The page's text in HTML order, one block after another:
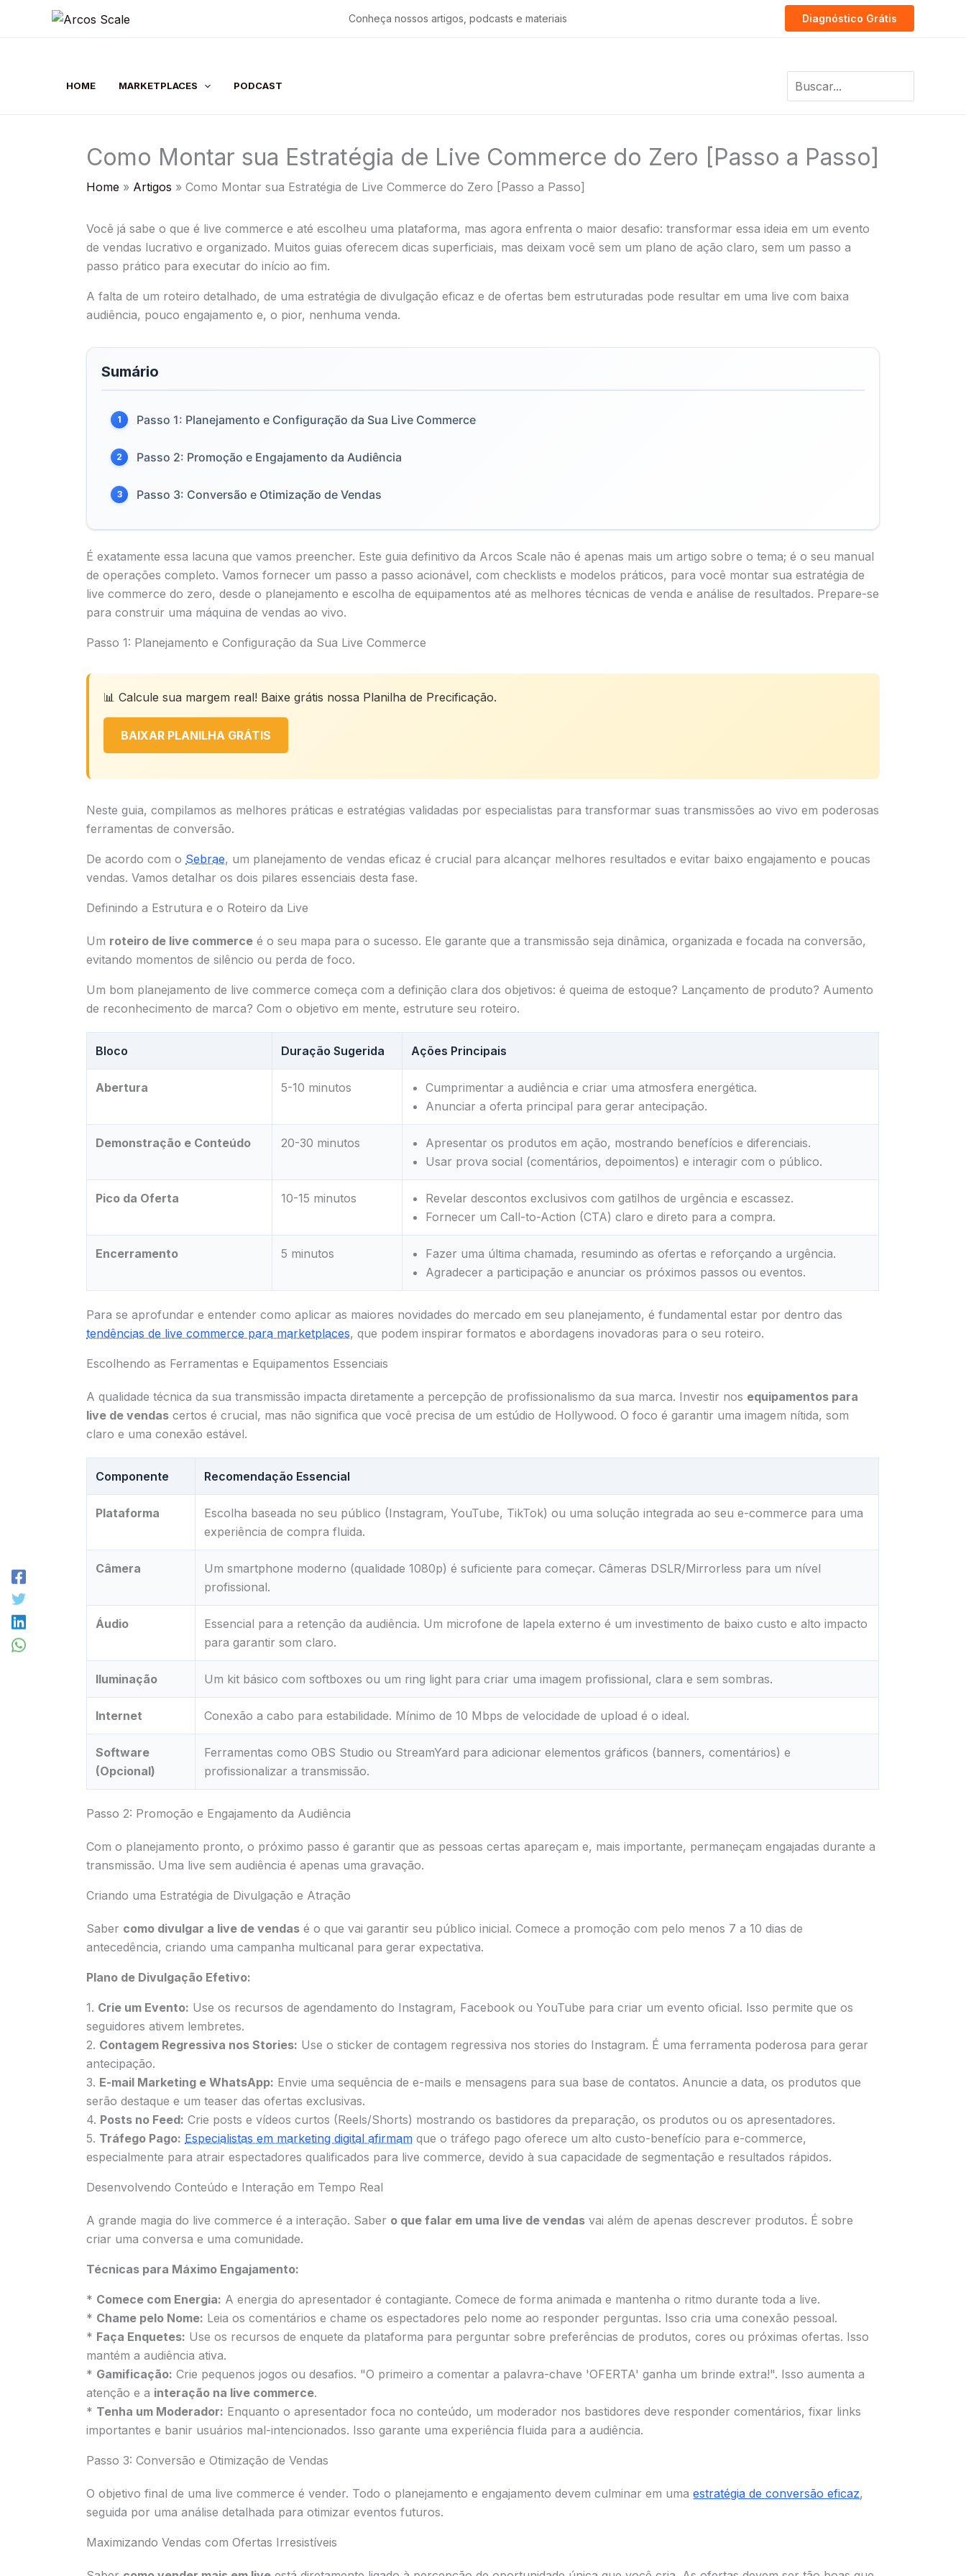
Conheça nossos artigos, podcasts e materiais Diagnóstico Grátis
HOME MARKETPLACES PODCAST
for:
Como Montar sua Estratégia de Live Commerce do Zero [Passo a Passo]
Home Artigos Como Montar sua Estratégia de Live Commerce do Zero [Passo a Passo]
Você já sabe o que é live commerce e até escolheu uma plataforma, mas agora enfrenta o maior desafio: transformar essa ideia em um evento
de vendas lucrativo e organizado. Muitos guias oferecem dicas superficiais, mas deixam você sem um plano de ação claro, sem um passo a
passo prático para executar do início ao fim.
A falta de um roteiro detalhado, de uma estratégia de divulgação eficaz e de ofertas bem estruturadas pode resultar em uma live com baixa
audiência, pouco engajamento e, o pior, nenhuma venda.
Sumário
1 Passo 1: Planejamento e Configuração da Sua Live Commerce
2 Passo 2: Promoção e Engajamento da Audiência
3 Passo 3: Conversão e Otimização de Vendas
É exatamente essa lacuna que vamos preencher. Este guia definitivo da Arcos Scale não é apenas mais um artigo sobre o tema; é o seu manual
de operações completo. Vamos fornecer um passo a passo acionável, com checklists e modelos práticos, para você montar sua estratégia de
live commerce do zero, desde o planejamento e escolha de equipamentos até as melhores técnicas de venda e análise de resultados. Prepare-se
para construir uma máquina de vendas ao vivo.
Passo 1: Planejamento e Configuração da Sua Live Commerce
📊 Calcule sua margem real! Baixe grátis nossa Planilha de Precificação.
BAIXAR PLANILHA GRÁTIS
Neste guia, compilamos as melhores práticas e estratégias validadas por especialistas para transformar suas transmissões ao vivo em poderosas
ferramentas de conversão.
De acordo com o Sebrae, um planejamento de vendas eficaz é crucial para alcançar melhores resultados e evitar baixo engajamento e poucas
vendas. Vamos detalhar os dois pilares essenciais desta fase.
Definindo a Estrutura e o Roteiro da Live
Um roteiro de live commerce é o seu mapa para o sucesso. Ele garante que a transmissão seja dinâmica, organizada e focada na conversão,
evitando momentos de silêncio ou perda de foco.
Um bom planejamento de live commerce começa com a definição clara dos objetivos: é queima de estoque? Lançamento de produto? Aumento
de reconhecimento de marca? Com o objetivo em mente, estruture seu roteiro.
Bloco Duração Sugerida Ações Principais
Abertura 5-10 minutos
Cumprimentar a audiência e criar uma atmosfera energética.
Anunciar a oferta principal para gerar antecipação.
Demonstração e Conteúdo 20-30 minutos
Apresentar os produtos em ação, mostrando benefícios e diferenciais.
Usar prova social (comentários, depoimentos) e interagir com o público.
Pico da Oferta 10-15 minutos
Revelar descontos exclusivos com gatilhos de urgência e escassez.
Fornecer um Call-to-Action (CTA) claro e direto para a compra.
Encerramento 5 minutos
Fazer uma última chamada, resumindo as ofertas e reforçando a urgência.
Agradecer a participação e anunciar os próximos passos ou eventos.
Para se aprofundar e entender como aplicar as maiores novidades do mercado em seu planejamento, é fundamental estar por dentro das
tendências de live commerce para marketplaces, que podem inspirar formatos e abordagens inovadoras para o seu roteiro.
Escolhendo as Ferramentas e Equipamentos Essenciais
A qualidade técnica da sua transmissão impacta diretamente a percepção de profissionalismo da sua marca. Investir nos equipamentos para
live de vendas certos é crucial, mas não significa que você precisa de um estúdio de Hollywood. O foco é garantir uma imagem nítida, som
claro e uma conexão estável.
Componente Recomendação Essencial
Plataforma
Escolha baseada no seu público (Instagram, YouTube, TikTok) ou uma solução integrada ao seu e-commerce para uma
experiência de compra fluida.
Câmera
Um smartphone moderno (qualidade 1080p) é suficiente para começar. Câmeras DSLR/Mirrorless para um nível
profissional.
Áudio
Essencial para a retenção da audiência. Um microfone de lapela externo é um investimento de baixo custo e alto impacto
para garantir som claro.
Iluminação Um kit básico com softboxes ou um ring light para criar uma imagem profissional, clara e sem sombras.
Internet Conexão a cabo para estabilidade. Mínimo de 10 Mbps de velocidade de upload é o ideal.
Software
(Opcional)
Ferramentas como OBS Studio ou StreamYard para adicionar elementos gráficos (banners, comentários) e
profissionalizar a transmissão.
Passo 2: Promoção e Engajamento da Audiência
Com o planejamento pronto, o próximo passo é garantir que as pessoas certas apareçam e, mais importante, permaneçam engajadas durante a
transmissão. Uma live sem audiência é apenas uma gravação.
Criando uma Estratégia de Divulgação e Atração
Saber como divulgar a live de vendas é o que vai garantir seu público inicial. Comece a promoção com pelo menos 7 a 10 dias de
antecedência, criando uma campanha multicanal para gerar expectativa.
Plano de Divulgação Efetivo:
1. Crie um Evento: Use os recursos de agendamento do Instagram, Facebook ou YouTube para criar um evento oficial. Isso permite que os
seguidores ativem lembretes.
2. Contagem Regressiva nos Stories: Use o sticker de contagem regressiva nos stories do Instagram. É uma ferramenta poderosa para gerar
antecipação.
3. E-mail Marketing e WhatsApp: Envie uma sequência de e-mails e mensagens para sua base de contatos. Anuncie a data, os produtos que
serão destaque e um teaser das ofertas exclusivas.
4. Posts no Feed: Crie posts e vídeos curtos (Reels/Shorts) mostrando os bastidores da preparação, os produtos ou os apresentadores.
5. Tráfego Pago: Especialistas em marketing digital afirmam que o tráfego pago oferece um alto custo-benefício para e-commerce,
especialmente para atrair espectadores qualificados para live commerce, devido à sua capacidade de segmentação e resultados rápidos.
Desenvolvendo Conteúdo e Interação em Tempo Real
A grande magia do live commerce é a interação. Saber o que falar em uma live de vendas vai além de apenas descrever produtos. É sobre
criar uma conversa e uma comunidade.
Técnicas para Máximo Engajamento:
* Comece com Energia: A energia do apresentador é contagiante. Comece de forma animada e mantenha o ritmo durante toda a live.
* Chame pelo Nome: Leia os comentários e chame os espectadores pelo nome ao responder perguntas. Isso cria uma conexão pessoal.
* Faça Enquetes: Use os recursos de enquete da plataforma para perguntar sobre preferências de produtos, cores ou próximas ofertas. Isso
mantém a audiência ativa.
* Gamificação: Crie pequenos jogos ou desafios. "O primeiro a comentar a palavra-chave 'OFERTA' ganha um brinde extra!". Isso aumenta a
atenção e a interação na live commerce.
* Tenha um Moderador: Enquanto o apresentador foca no conteúdo, um moderador nos bastidores deve responder comentários, fixar links
importantes e banir usuários mal-intencionados. Isso garante uma experiência fluida para a audiência.
Passo 3: Conversão e Otimização de Vendas
O objetivo final de uma live commerce é vender. Todo o planejamento e engajamento devem culminar em umaestratégia de conversão eficaz,
seguida por uma análise detalhada para otimizar eventos futuros.
Maximizando Vendas com Ofertas Irresistíveis